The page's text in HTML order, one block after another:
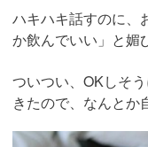
ハキハキ話すのに、
か飲んでいい」と媚
ついつい、OKしそ
きたので、なんとか